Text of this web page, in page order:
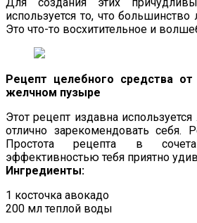
используется то, что
Это что-то восхитительное и
Рецепт целебного средства
желчном пузыре
Этот рецепт издавна
отлично зарекомендовать себя.
Простота рецепта в
эффективностью тебя приятно
Ингредиенты:
1 косточка авокадо
200 мл теплой воды